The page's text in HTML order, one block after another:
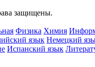
защищены.
Физика Химия
язык Немецкий
Испанский язык